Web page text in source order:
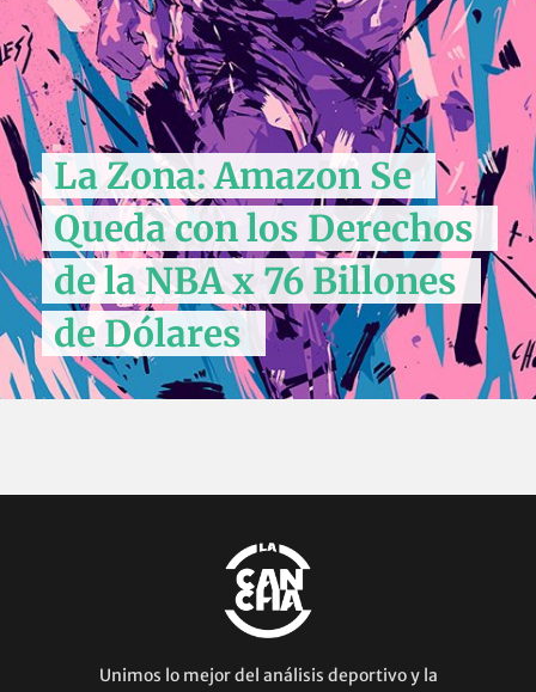
La Zona: Amazon Se
Queda con los Derechos
de la NBA x 76 Billones
de Dólares
Unimos lo mejor del análisis deportivo y la